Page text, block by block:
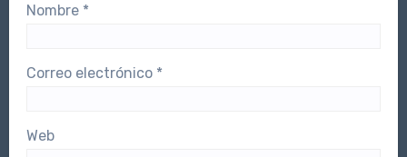
Nombre *
Correo electrónico *
Web